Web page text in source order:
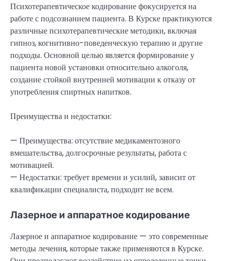
Психотерапевтическое кодирование фокусируется на
работе с подсознанием пациента. В Курске практикуются
различные психотерапевтические методики, включая
гипноз, когнитивно-поведенческую терапию и другие
подходы. Основной целью является формирование у
пациента новой установки относительно алкоголя,
создание стойкой внутренней мотивации к отказу от
употребления спиртных напитков.
Преимущества и недостатки:
— Преимущества: отсутствие медикаментозного
вмешательства, долгосрочные результаты, работа с
мотивацией.
— Недостатки: требует времени и усилий, зависит от
квалификации специалиста, подходит не всем.
Лазерное и аппаратное кодирование
Лазерное и аппаратное кодирование — это современные
методы лечения, которые также применяются в Курске.